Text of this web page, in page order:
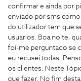
confirmar e ainda por
enviado por sms
do utilizador tem que
usuarios. Boa noite,
foi-me perguntado se
eu recusei todas.
os clientes. Neste
que fazer. No fim